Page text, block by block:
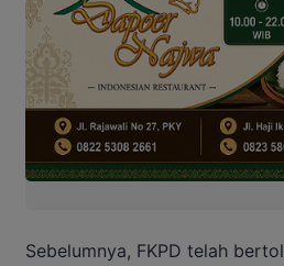
Sebelumnya, FKPD telah